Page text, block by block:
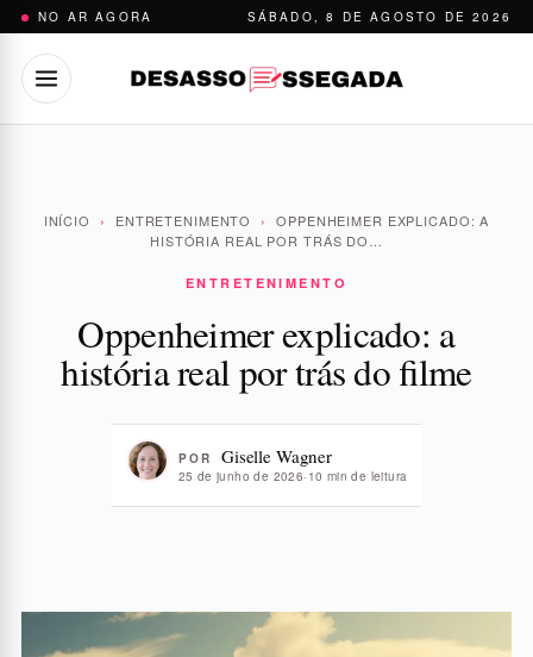
Pular
conteúdo
NO AR AGORA SÁBADO, 8 DE AGOSTO DE 2026
INÍCIO › ENTRETENIMENTO ›
OPPENHEIMER EXPLICADO: A
HISTÓRIA REAL POR TRÁS DO…
ENTRETENIMENTO
Oppenheimer explicado: a
história real por trás do filme
POR Giselle Wagner
25 de junho de 2026· 10 min de leitura